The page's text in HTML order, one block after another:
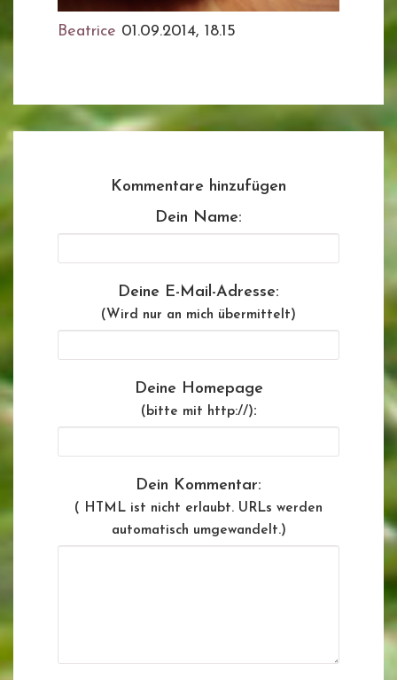
Beatrice 01.09.2014, 18.15
Kommentare hinzufügen
Dein Name:
Deine E-Mail-Adresse:
(Wird nur an mich übermittelt)
Deine Homepage
(bitte mit http://):
Dein Kommentar:
( HTML ist nicht erlaubt. URLs werden
automatisch umgewandelt.)